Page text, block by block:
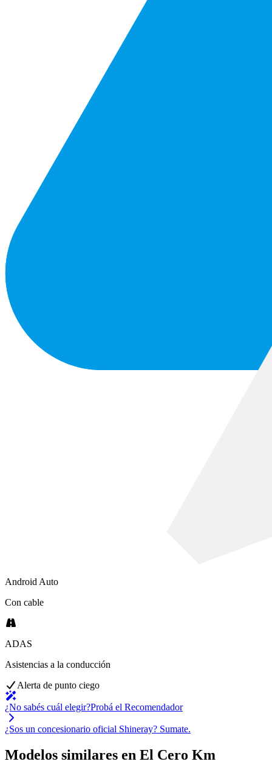
Android Auto
Con cable
ADAS
Asistencias a la conducción
Alerta de punto ciego
¿No sabés cuál elegir?Probá el Recomendador
¿Sos un concesionario oficial Shineray? Sumate.
Modelos similares en El Cero Km